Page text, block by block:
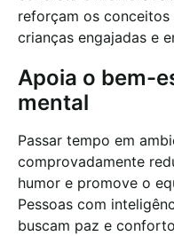
reforçam os
crianças engajadas e
Apoia o bem-
mental
Passar tempo em
comprovadamente
humor e promove o
Pessoas com
buscam paz e